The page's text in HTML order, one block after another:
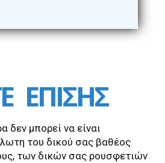
ΕΠΙΣΗΣ
δεν μπορεί να είναι
του δικού σας βαθέος
των δικών σας ρουσφετιών